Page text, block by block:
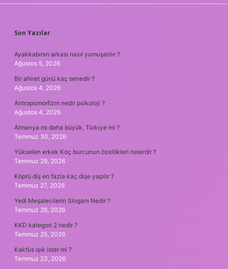
SIDEBAR
Son Yazılar
Ayakkabının arkası nasıl yumuşatılır ?
Ağustos 5, 2026
Bir ahiret günü kaç senedir ?
Ağustos 4, 2026
Antropomorfizm nedir psikoloji ?
Ağustos 4, 2026
Almanya mı daha büyük, Türkiye mi ?
Temmuz 30, 2026
Yükselen erkek Koç burcunun özellikleri nelerdir ?
Temmuz 29, 2026
Köprü diş en fazla kaç dişe yapılır ?
Temmuz 27, 2026
Yedi Meşalecilerin Sloganı Nedir ?
Temmuz 26, 2026
KKD kategori 2 nedir ?
Temmuz 25, 2026
Kaktüs ışık ister mi ?
Temmuz 23, 2026